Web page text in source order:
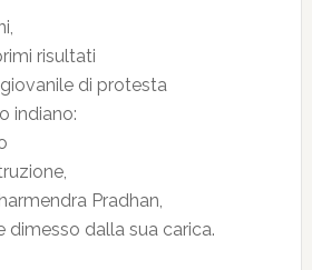
risultati
di protesta
indiano:
Pradhan,
dimesso dalla sua carica.